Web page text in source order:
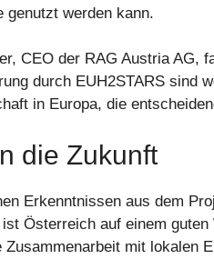
genutzt werden kann.
CEO der RAG Austria AG,
durch EUH2STARS sind
in Europa, die
die Zukunft
Erkenntnissen aus dem
Österreich auf einem
Zusammenarbeit mit lokalen